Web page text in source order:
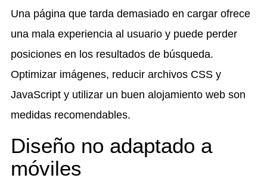
Una página que tarda demasiado en cargar ofrece
una mala experiencia al usuario y puede perder
posiciones en los resultados de búsqueda.
Optimizar imágenes, reducir archivos CSS y
JavaScript y utilizar un buen alojamiento web son
medidas recomendables.
Diseño no adaptado a
móviles